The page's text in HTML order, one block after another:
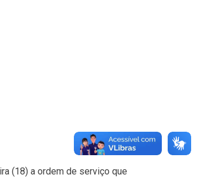
(18) a ordem de serviço que